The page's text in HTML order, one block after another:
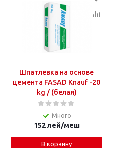
Шпатлевка на основе
цемента FASAD Knauf -20
kg / (белая)
Много
152лей/меш
В корзину